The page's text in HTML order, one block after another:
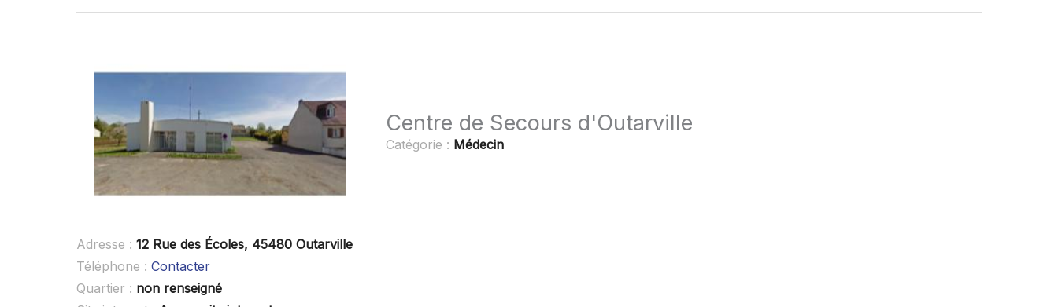
Centre de Secours d'Outarville
Catégorie : Médecin
Adresse : 12 Rue des Écoles, 45480 Outarville
Téléphone : Contacter
Quartier : non renseigné